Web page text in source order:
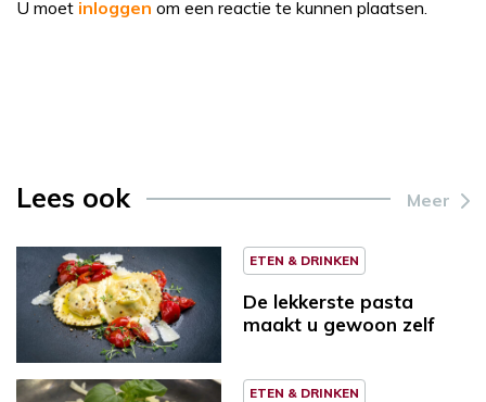
U moet inloggen om een reactie te kunnen plaatsen.
Lees ook Meer
ETEN & DRINKEN
De lekkerste pasta
maakt u gewoon zelf
ETEN & DRINKEN